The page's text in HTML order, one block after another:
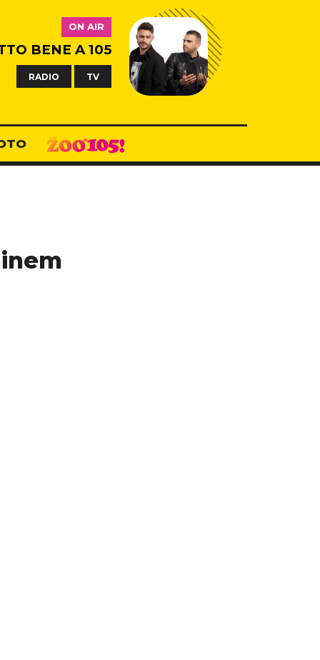
ON AIR
BENE A 105
RADIO TV